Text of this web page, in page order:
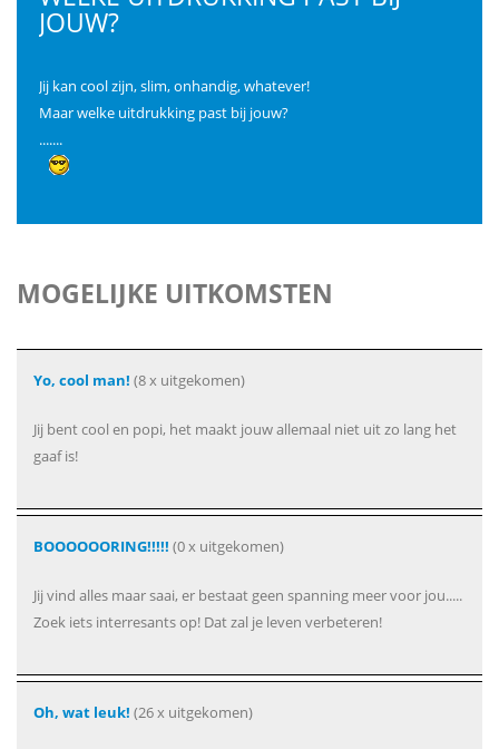
JOUW?
Jij kan cool zijn, slim, onhandig, whatever!
Maar welke uitdrukking past bij jouw?
.......
MOGELIJKE UITKOMSTEN
Yo, cool man! (8 x uitgekomen)
Jij bent cool en popi, het maakt jouw allemaal niet uit zo lang het
gaaf is!
BOOOOOORING!!!!! (0 x uitgekomen)
Jij vind alles maar saai, er bestaat geen spanning meer voor jou.....
Zoek iets interresants op! Dat zal je leven verbeteren!
Oh, wat leuk! (26 x uitgekomen)